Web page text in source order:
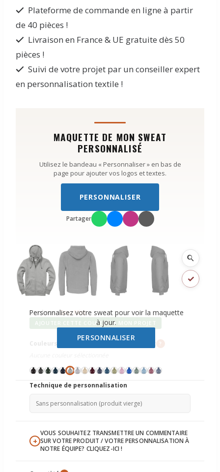
Plateforme de commande en ligne à partir
de 40 pièces !
Livraison en France & UE gratuite dès 50
pièces !
Suivi de votre projet par un conseiller expert
en personnalisation textile !
MAQUETTE DE MON SWEAT
PERSONNALISÉ
Utilisez le bandeau « Personnaliser » en bas de
page pour ajouter vos logos et textes.
PERSONNALISER
Partager
Personnalisez votre sweat pour voir la maquette
à jour.
PERSONNALISER
Couleur :Grey Mist
AJOUTER CETTE COULEUR À MON PROJET
Couleurs sélectionnées pour mon projet ?
Technique de personnalisation
Sans personnalisation (produit vierge)
+
VOUS SOUHAITEZ TRANSMETTRE UN COMMENTAIRE
SUR VOTRE PRODUIT / VOTRE PERSONNALISATION À
NOTRE ÉQUIPE? CLIQUEZ-ICI !